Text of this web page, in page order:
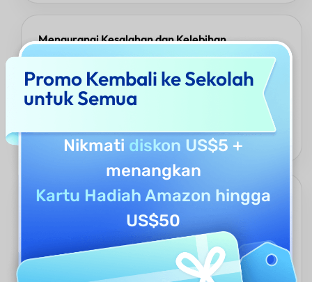
Mengurangi Kesalahan dan Kelebihan
Pemesanan
Penjadwalan manual sering kali menyebabkan tenggat waktu
terlewat atau pertemuan ganda. Generator Jadwal UPDF AI
untuk Karyawan menghilangkan kesalahan manusia dengan
memastikan semua orang tetap on track.
Menyesuaikan Beban Kerja yang Dinamis
Generator Jadwal UPDF AI untuk Karyawan menyesuaikan
secara dinamis terhadap perubahan mendadak, perubahan
prioritas, atau tugas tak terduga. Karyawan tetap fleksibel
tanpa perencanaan ulang manual, mengurangi stres dan
memastikan pekerjaan kritis selalu diprioritaskan secara real-
Promo Kembali ke Sekolah
untuk Semua
Nikmati diskon US$5 +
menangkan
Kartu Hadiah Amazon hingga
US$50